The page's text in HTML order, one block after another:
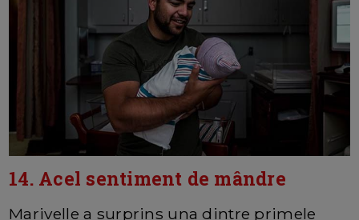
14. Acel sentiment de mândre
Marivelle a surprins una dintre primele